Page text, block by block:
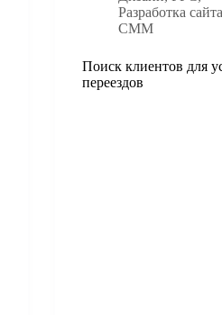
Разработка сайта
СММ
Поиск клиентов для
переездов